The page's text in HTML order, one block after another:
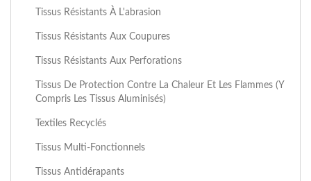
Tissus Résistants À L'abrasion
Tissus Résistants Aux Coupures
Tissus Résistants Aux Perforations
Tissus De Protection Contre La Chaleur Et Les Flammes (y
Compris Les Tissus Aluminisés)
Textiles Recyclés
Tissus Multi-Fonctionnels
Tissus Antidérapants